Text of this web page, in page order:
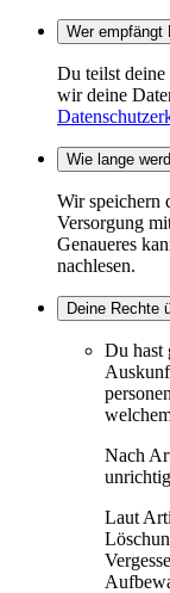
Wer empfängt
Du teilst
wir deine
Wie lange
Wir speichern
Versorgung
Genaueres
nachlesen.
Deine Rechte
Du hast
Nach
Laut